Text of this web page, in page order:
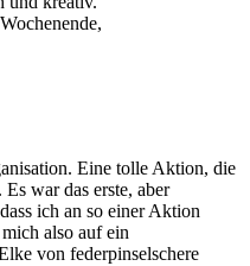
Eine tolle Aktion, die
war das erste, aber
ich an so einer Aktion
also auf ein
von federpinselschere